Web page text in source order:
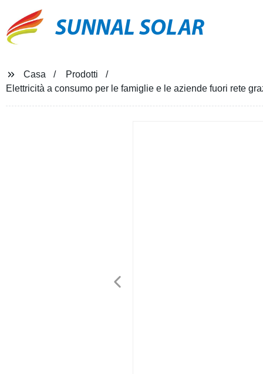
SUNNAL SOLAR
Casa
Prodotti
Elettricità a consumo per le famiglie e le aziende fuori rete